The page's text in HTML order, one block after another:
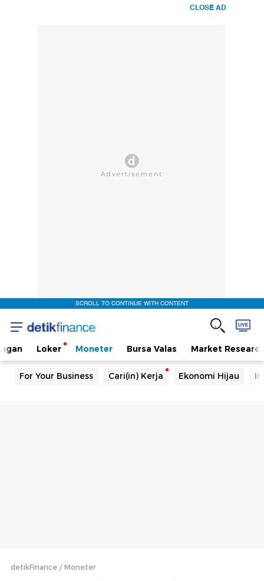
CLOSE AD
SCROLL TO CONTINUE WITH CONTENT
Loker Moneter Bursa Valas Market Research
For Your Business Cari(in) Kerja Ekonomi Hijau
detikFinance Moneter